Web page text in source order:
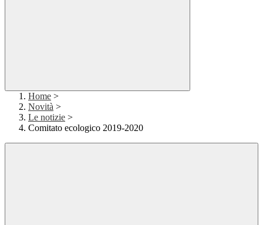
Home >
Novità >
Le notizie >
Comitato ecologico 2019-2020